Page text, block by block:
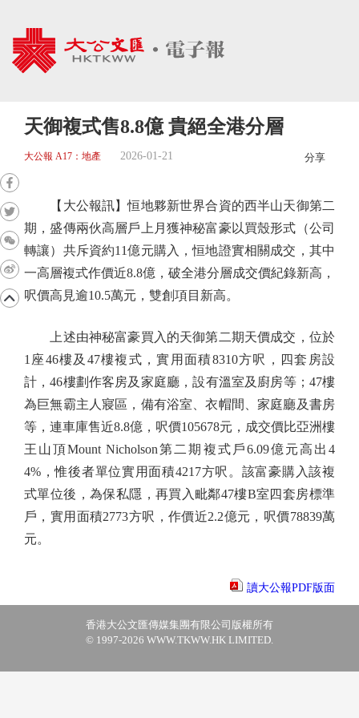
天御複式售8.8億 貴絕全港分層
大公報 A17：地產 2026-01-21 分享
【大公報訊】恒地夥新世界合資的西半山天御第二
期，盛傳兩伙高層戶上月獲神秘富豪以買殼形式（公司
轉讓）共斥資約11億元購入，恒地證實相關成交，其中
一高層複式作價近8.8億，破全港分層成交價紀錄新高，
呎價高見逾10.5萬元，雙創項目新高。
上述由神秘富豪買入的天御第二期天價成交，位於
1座46樓及47樓複式，實用面積8310方呎，四套房設
計，46樓劃作客房及家庭廳，設有溫室及廚房等；47樓
為巨無霸主人寢區，備有浴室、衣帽間、家庭廳及書房
等，連車庫售近8.8億，呎價105678元，成交價比亞洲樓
王山頂Mount Nicholson第二期複式戶6.09億元高出4
4%，惟後者單位實用面積4217方呎。該富豪購入該複
式單位後，為保私隱，再買入毗鄰47樓B室四套房標準
戶，實用面積2773方呎，作價近2.2億元，呎價78839萬
元。
讀大公報PDF版面
香港大公文匯傳媒集團有限公司版權所有
© 1997-2026 WWW.TKWW.HK LIMITED.